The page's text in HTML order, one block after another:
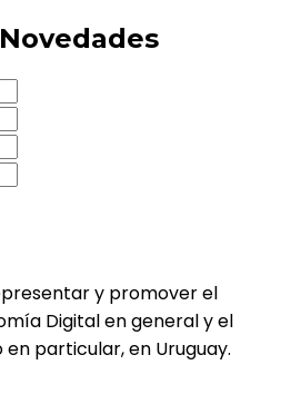
y promover el
Digital en general y el
particular, en Uruguay.